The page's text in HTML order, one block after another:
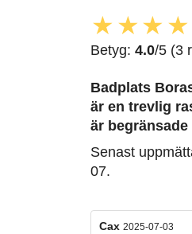
★ ★★ ★
Betyg: 4.0/5 (3
Badplats
är en trevlig
är
Senast
07.
Cax 2025-07-03